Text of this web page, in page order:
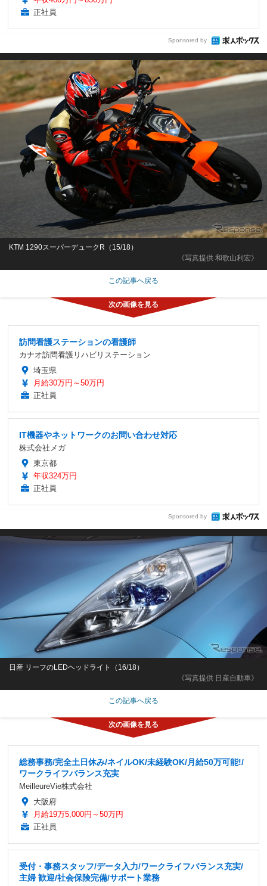
正社員
Sponsored by
《写真提供 和歌山利宏》
KTM 1290スーパーデュークR（15/18）
この記事へ戻る
訪問看護ステーションの看護師
カナオ訪問看護リハビリステーション
埼玉県
月給30万円～50万円
正社員
IT機器やネットワークのお問い合わせ対応
株式会社メガ
東京都
年収324万円
正社員
Sponsored by
《写真提供 日産自動車》
日産 リーフのLEDヘッドライト（16/18）
この記事へ戻る
総務事務/完全土日休み/ネイルOK/未経験OK/月給50万可能!/
ワークライフバランス充実
MeilleureVie株式会社
大阪府
月給19万5,000円～50万円
正社員
受付・事務スタッフ/データ入力/ワークライフバランス充実/
主婦 歓迎/社会保険完備/サポート業務